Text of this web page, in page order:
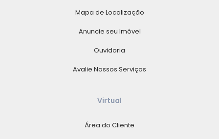
Mapa de Localização
Anuncie seu Imóvel
Ouvidoria
Avalie Nossos Serviços
Virtual
Área do Cliente